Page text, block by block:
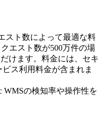
スト数によって最適な料
エスト数が500万件の場
けます。料金には、セキ
ス利用料金が含まれま
WMSの検知率や操作性を